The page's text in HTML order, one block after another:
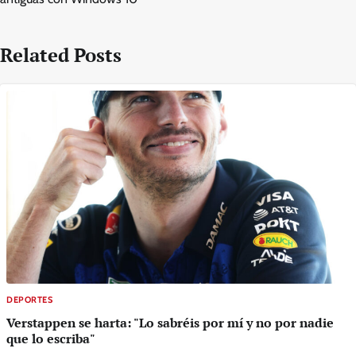
Related Posts
DEPORTES
Verstappen se harta: "Lo sabréis por mí y no por nadie
que lo escriba"